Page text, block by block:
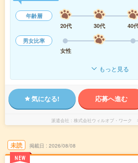
年齢層
20代
30代 40
男女比率
女性
もっと見る
気になる! 応募へ進む
派遣会社 株式会社ウィルオブ・ワーク
未読
NEW
掲載日 2026/08/08